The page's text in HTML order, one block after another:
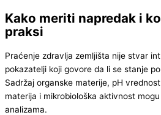
Kako meriti napredak i
praksi
Praćenje zdravlja zemljišta nije stvar
pokazatelji koji govore da li se stanje
Sadržaj organske materije, pH
materija i mikrobiološka aktivnost
analizama.